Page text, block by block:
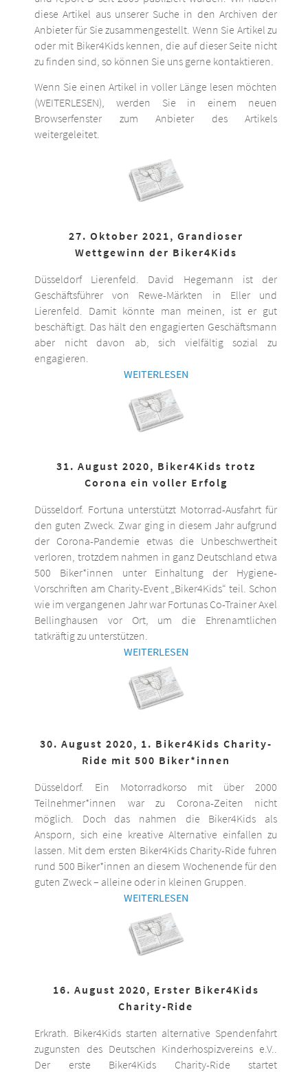
diese Artikel aus unserer Suche in den Archiven der
Anbieter für Sie zusammengestellt. Wenn Sie Artikel zu
oder mit Biker4Kids kennen, die auf dieser Seite nicht
zu finden sind, so können Sie uns gerne kontaktieren.
Wenn Sie einen Artikel in voller Länge lesen möchten
(WEITERLESEN), werden Sie in einem neuen
Browserfenster zum Anbieter des Artikels
weitergeleitet.
27. Oktober 2021, Grandioser
Wettgewinn der Biker4Kids
Düsseldorf Lierenfeld. David Hegemann ist der
Geschäftsführer von Rewe-Märkten in Eller und
Lierenfeld. Damit könnte man meinen, ist er gut
beschäftigt. Das hält den engagierten Geschäftsmann
aber nicht davon ab, sich vielfältig sozial zu
engagieren.
WEITERLESEN
31. August 2020, Biker4Kids trotz
Corona ein voller Erfolg
Düsseldorf. Fortuna unterstützt Motorrad-Ausfahrt für
den guten Zweck. Zwar ging in diesem Jahr aufgrund
der Corona-Pandemie etwas die Unbeschwertheit
verloren, trotzdem nahmen in ganz Deutschland etwa
500 Biker*innen unter Einhaltung der Hygiene-
Vorschriften am Charity-Event „Biker4Kids“ teil. Schon
wie im vergangenen Jahr war Fortunas Co-Trainer Axel
Bellinghausen vor Ort, um die Ehrenamtlichen
tatkräftig zu unterstützen.
WEITERLESEN
30. August 2020, 1. Biker4Kids Charity-
Ride mit 500 Biker*innen
Düsseldorf. Ein Motorradkorso mit über 2000
Teilnehmer*innen war zu Corona-Zeiten nicht
möglich. Doch das nahmen die Biker4Kids als
Ansporn, sich eine kreative Alternative einfallen zu
lassen. Mit dem ersten Biker4Kids Charity-Ride fuhren
rund 500 Biker*innen an diesem Wochenende für den
guten Zweck – alleine oder in kleinen Gruppen.
WEITERLESEN
16. August 2020, Erster Biker4Kids
Charity-Ride
Erkrath. Biker4Kids starten alternative Spendenfahrt
zugunsten des Deutschen Kinderhospizvereins e.V..
Der erste Biker4Kids Charity-Ride startet